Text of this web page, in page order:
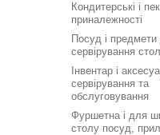
Кондитерські і
приналежності
Посуд і предмети
сервірування
Інвентар і
сервірування та
обслуговування
Фуршетна і для
столу посуд,